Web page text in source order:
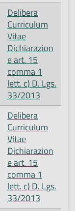
Delibera
Curriculum
Vitae
Dichiarazion
e art. 15
comma 1
lett. c) D. Lgs.
33/2013
Delibera
Curriculum
Vitae
Dichiarazion
e art. 15
comma 1
lett. c) D. Lgs.
33/2013